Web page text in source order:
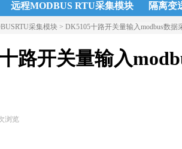
远程MODBUS RTU采集模块 隔离变
采集模块 > DK5105十路开关量输入modbus数据
路开关量输入
浏览